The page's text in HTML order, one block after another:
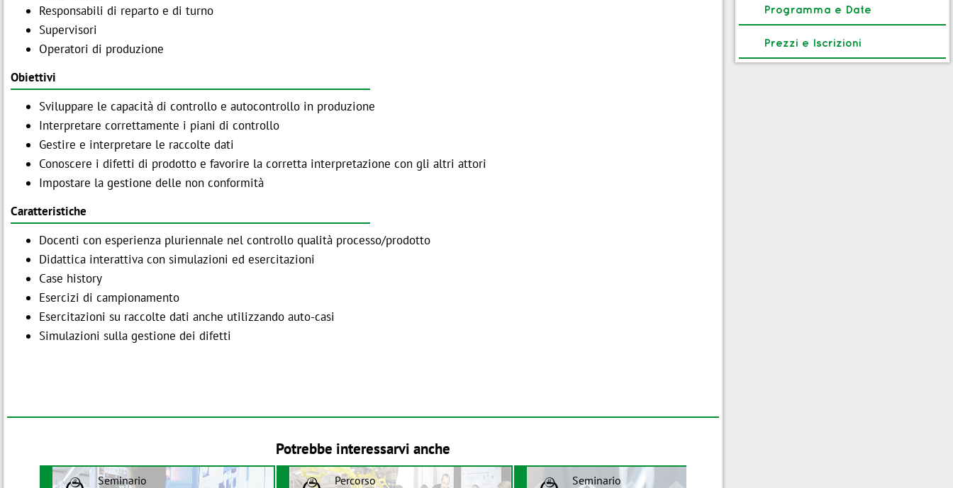
Responsabili di reparto e di turno
Supervisori
Operatori di produzione
Obiettivi
Sviluppare le capacità di controllo e autocontrollo in produzione
Interpretare correttamente i piani di controllo
Gestire e interpretare le raccolte dati
Conoscere i difetti di prodotto e favorire la corretta interpretazione con gli altri attori
Impostare la gestione delle non conformità
Caratteristiche
Docenti con esperienza pluriennale nel controllo qualità processo/prodotto
Didattica interattiva con simulazioni ed esercitazioni
Case history
Esercizi di campionamento
Esercitazioni su raccolte dati anche utilizzando auto-casi
Simulazioni sulla gestione dei difetti
Potrebbe interessarvi anche
Seminario Percorso Seminario
Programma e Date
Prezzi e Iscrizioni